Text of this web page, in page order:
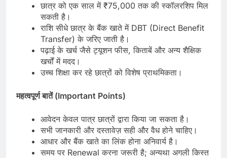
छात्र को एक साल में ₹75,000 तक की स्कॉलरशिप मिल
सकती है।
राशि सीधे छात्र के बैंक खाते में DBT (Direct Benefit
Transfer) के जरिए जाती है।
पढ़ाई के खर्च जैसे ट्यूशन फीस, किताबें और अन्य शैक्षिक
खर्चों में मदद।
उच्च शिक्षा कर रहे छात्रों को विशेष प्राथमिकता।
महत्वपूर्ण बातें (Important Points)
आवेदन केवल पात्र छात्रों द्वारा किया जा सकता है।
सभी जानकारी और दस्तावेज़ सही और वैध होने चाहिए।
आधार और बैंक खाते का लिंक होना अनिवार्य है।
समय पर Renewal करना जरूरी है; अन्यथा अगली किस्त